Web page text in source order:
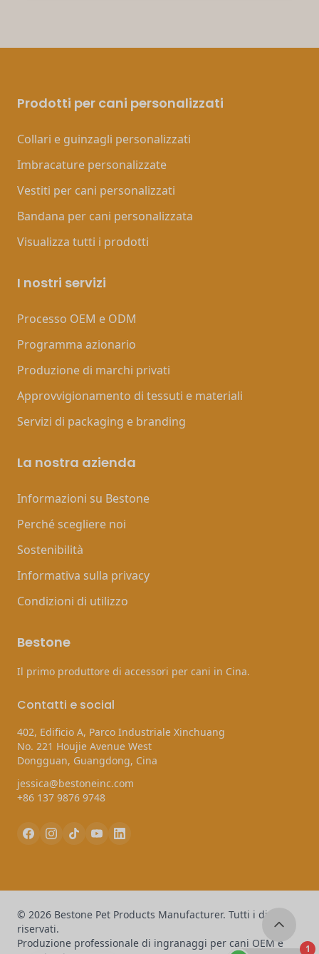
Prodotti per cani personalizzati
Collari e guinzagli personalizzati
Imbracature personalizzate
Vestiti per cani personalizzati
Bandana per cani personalizzata
Visualizza tutti i prodotti
I nostri servizi
Processo OEM e ODM
Programma azionario
Produzione di marchi privati
Approvvigionamento di tessuti e materiali
Servizi di packaging e branding
La nostra azienda
Informazioni su Bestone
Perché scegliere noi
Sostenibilità
Informativa sulla privacy
Condizioni di utilizzo
Bestone
Il primo produttore di accessori per cani in Cina.
Contatti e social
402, Edificio A, Parco Industriale Xinchuang
No. 221 Houjie Avenue West
Dongguan, Guangdong, Cina
jessica@bestoneinc.com
+86 137 9876 9748
© 2026 Bestone Pet Products Manufacturer. Tutti i diritti
riservati.
Produzione professionale di ingranaggi per cani OEM e
1